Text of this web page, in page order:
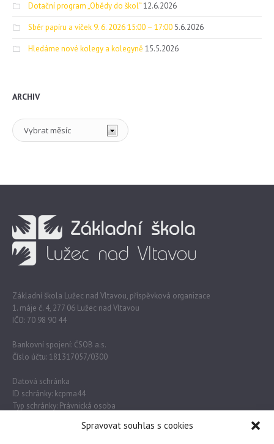
Spravovat souhlas s cookies
Dotační program „Obědy do škol“12.6.2026
Sběr papíru a víček 9. 6. 2026 15:00 – 17:00 5.6.2026
Hledáme nové kolegy a kolegyně 15.5.2026
ARCHIV
Archiv
Základní škola Lužec nad Vltavou, příspěvková organizace
1. máje č. 4, 277 06 Lužec nad Vltavou
IČO: 70 98 90 44
Bankovní spojení: ČSOB a.s.
Číslo účtu: 181317057/0300
Datová schránka
ID schránky: kcpma44
Typ schránky: Právnická osoba